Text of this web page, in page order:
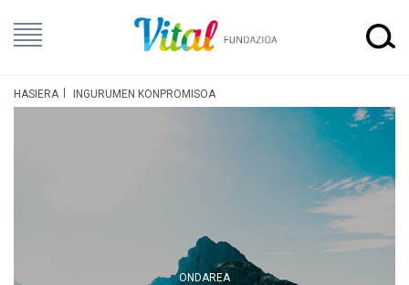
HASIERA INGURUMEN KONPROMISOA
ONDAREA